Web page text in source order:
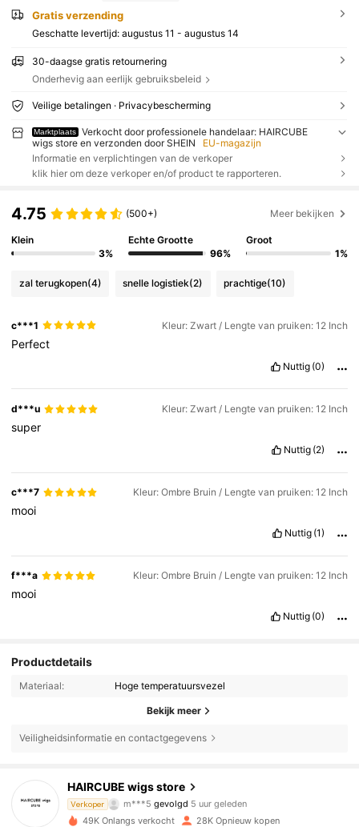
Gratis verzending
Geschatte levertijd: augustus 11 - augustus 14
30-daagse gratis retournering
Onderhevig aan eerlijk gebruiksbeleid
Veilige betalingen · Privacybescherming
Marktplaats
Verkocht door professionele handelaar: HAIRCUBE
wigs store en verzonden door SHEIN
EU-magazijn
Informatie en verplichtingen van de verkoper
klik hier om deze verkoper en/of product te rapporteren.
4.75 (500+) Meer bekijken
Klein
3%
Echte Grootte
96%
Groot
1%
zal terugkopen(4) snelle logistiek(2) prachtige(10)
c***1 Kleur: Zwart / Lengte van pruiken: 12 Inch
Perfect
Nuttig (0)
d***u Kleur: Zwart / Lengte van pruiken: 12 Inch
super
Nuttig (2)
c***7 Kleur: Ombre Bruin / Lengte van pruiken: 12 Inch
mooi
Nuttig (1)
f***a Kleur: Ombre Bruin / Lengte van pruiken: 12 Inch
mooi
Nuttig (0)
Productdetails
Materiaal: Hoge temperatuursvezel
Bekijk meer
Veiligheidsinformatie en contactgegevens
HAIRCUBE wigs store
Verkoper i***lis aan het browsen
4.82
30K Volgers
49K Onlangs verkocht 28K Opnieuw kopen